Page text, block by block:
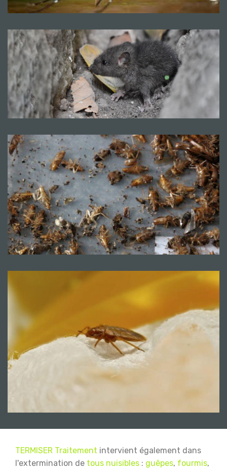
TERMISER Traitement intervient également dans
l'extermination de tous nuisibles : guêpes, fourmis,